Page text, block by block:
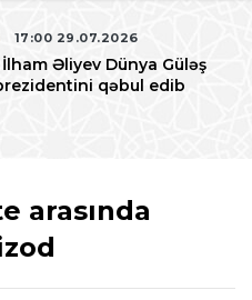
17:00 29.07.2026
Əliyev Dünya Güləş
qəbul edib
arasında